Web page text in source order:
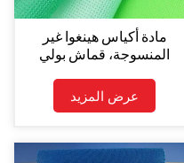
مادة أكياس هينغوا غير
المنسوجة، قماش بولي
جامبو من قماش البولي
بروبيلين غير المنسوج
عرض المزيد